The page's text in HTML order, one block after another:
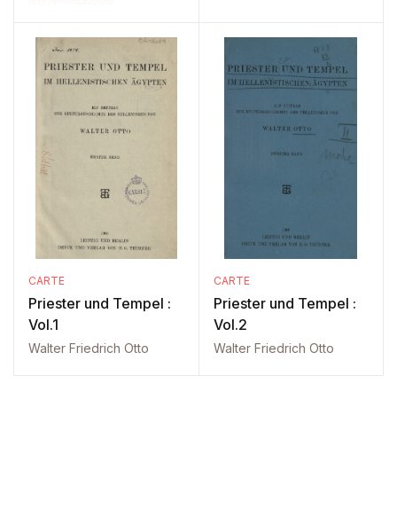
CARTE
Priester und Tempel :
Vol.1
Walter Friedrich Otto
CARTE
Priester und Tempel :
Vol.2
Walter Friedrich Otto